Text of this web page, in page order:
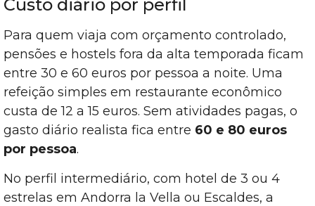
Custo diário por perfil
Para quem viaja com orçamento controlado,
pensões e hostels fora da alta temporada ficam
entre 30 e 60 euros por pessoa a noite. Uma
refeição simples em restaurante econômico
custa de 12 a 15 euros. Sem atividades pagas, o
gasto diário realista fica entre 60 e 80 euros
por pessoa.
No perfil intermediário, com hotel de 3 ou 4
estrelas em Andorra la Vella ou Escaldes, a